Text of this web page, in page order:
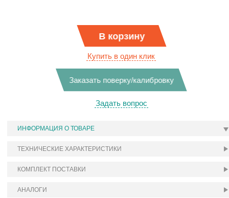
В корзину
Купить в один клик
Заказать поверку/калибровку
Задать вопрос
ИНФОРМАЦИЯ О ТОВАРЕ
ТЕХНИЧЕСКИЕ ХАРАКТЕРИСТИКИ
КОМПЛЕКТ ПОСТАВКИ
АНАЛОГИ